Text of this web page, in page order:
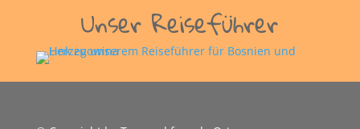
Unser Reiseführer